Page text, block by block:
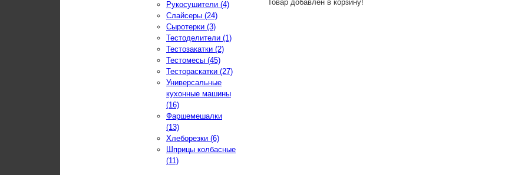
Товар добавлен в корзину!
Рукосушители (4)
Слайсеры (24)
Сыротерки (3)
Тестоделители (1)
Тестозакатки (2)
Тестомесы (45)
Тестораскатки (27)
Универсальные
кухонные машины
(16)
Фаршемешалки
(13)
Хлеборезки (6)
Шприцы колбасные
(11)